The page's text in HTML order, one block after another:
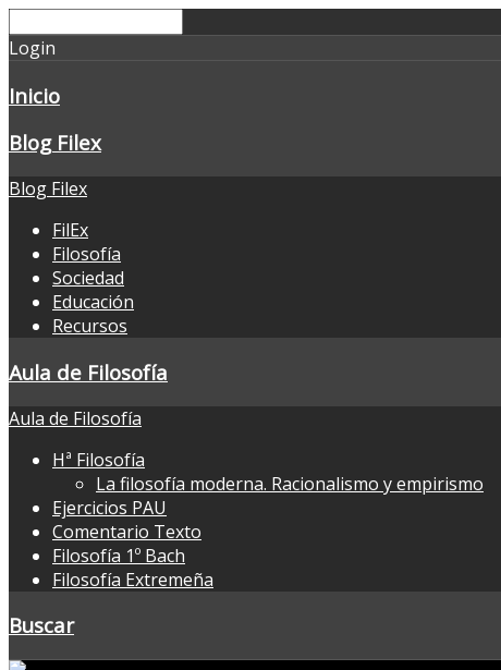
Login
Inicio
Blog Filex
Blog Filex
FilEx
Filosofía
Sociedad
Educación
Recursos
Aula de Filosofía
Aula de Filosofía
Hª Filosofía
La filosofía moderna. Racionalismo y empirismo
Ejercicios PAU
Comentario Texto
Filosofía 1º Bach
Filosofía Extremeña
Buscar